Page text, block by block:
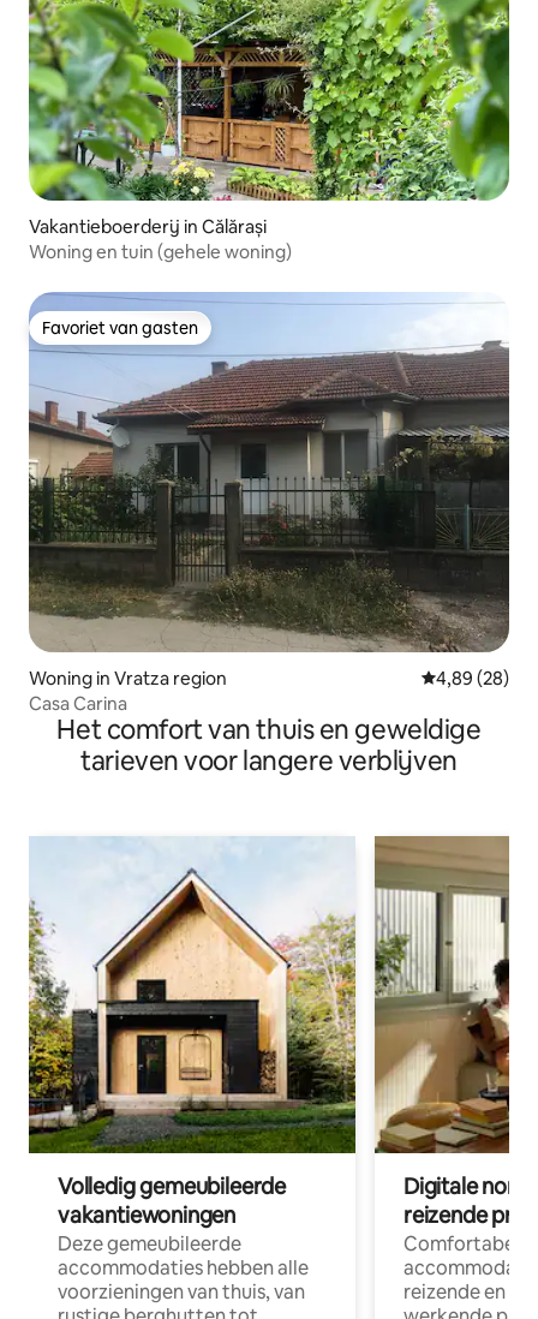
Vakantieboerderij in Călărași
Woning en tuin (gehele woning)
Favoriet van gasten
Favoriet van gasten
Woning in Vratza region Gemiddelde
4,89 (28)
Casa Carina
Het comfort van thuis en geweldige
tarieven voor langere verblijven
Volledig gemeubileerde
vakantiewoningen
Deze gemeubileerde
accommodaties hebben alle
voorzieningen van thuis, van
Digitale
reizende
Comfortabele
reizende en